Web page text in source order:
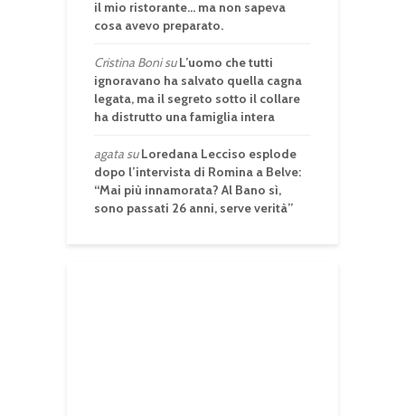
il mio ristorante… ma non sapeva
cosa avevo preparato.
Cristina BonisuL’uomo che tutti
ignoravano ha salvato quella cagna
legata, ma il segreto sotto il collare
ha distrutto una famiglia intera
agatasuLoredana Lecciso esplode
dopo l’intervista di Romina a Belve:
“Mai più innamorata? Al Bano sì,
sono passati 26 anni, serve verità”